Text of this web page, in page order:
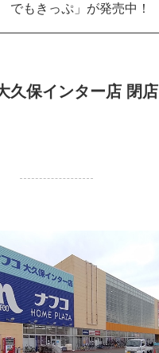
でもきっぷ」が発売中！
久保インター店 閉店